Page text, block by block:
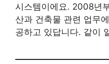
시스템이에요. 2008년
산과 건축물 관련 업무
공하고 있답니다. 같이